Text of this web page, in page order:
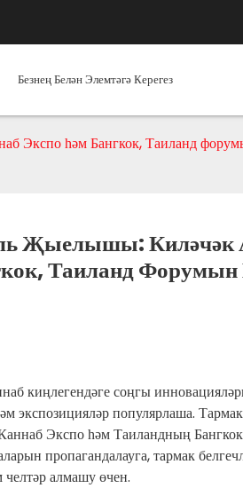
Безнең Белән Элемтәгә Керегез
Фения
Экспо һәм Бангкок, Таиланд
Җыелышы: Киләчәк
Таиланд Форумын
киңлегендәге соңгы
экспозицияләр популярлаша.
Экспо һәм Таиландның
пропагандалауга, тармак
челтәр алмашу өчен.